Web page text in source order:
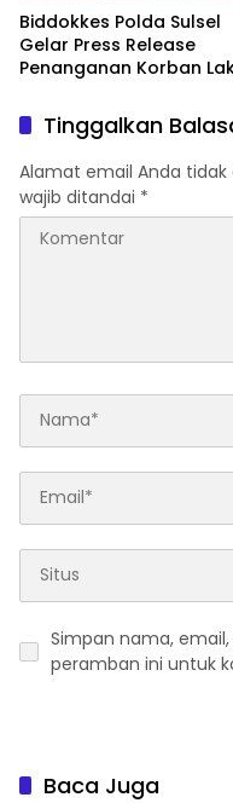
Biddokkes Polda Sulsel
Gelar Press Release
Penanganan Korban
Tinggalkan
Alamat email Anda tidak
wajib ditandai *
Simpan nama,
peramban ini untuk
Baca Juga